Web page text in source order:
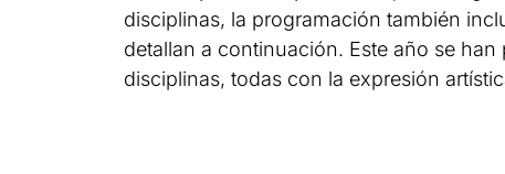
disciplinas, la programación también
detallan a continuación. Este año se
disciplinas, todas con la expresión